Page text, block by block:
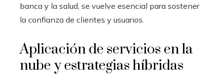
banca y la salud, se vuelve esencial para sostener
la confianza de clientes y usuarios.
Aplicación de servicios en la
nube y estrategias híbridas